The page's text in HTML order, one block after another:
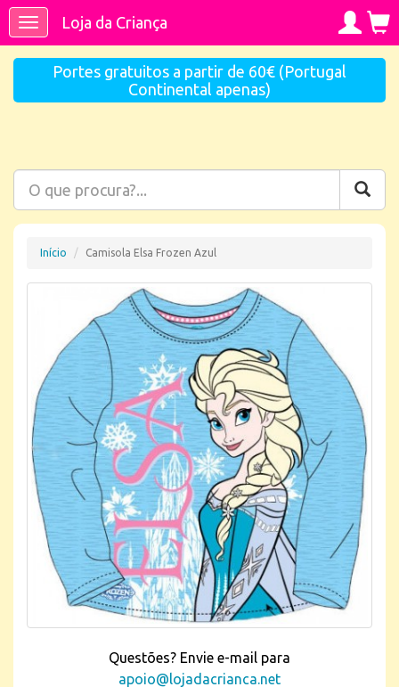
ToggleLoja da Criança
Portes gratuitos a partir de 60€ (Portugal
Continental apenas)
Início Camisola Elsa Frozen Azul
Questões? Envie e-mail para
apoio@lojadacrianca.net